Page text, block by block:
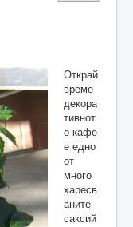
Открай
време
декора
тивнот
о кафе
е едно
от
много
харесв
аните
саксий